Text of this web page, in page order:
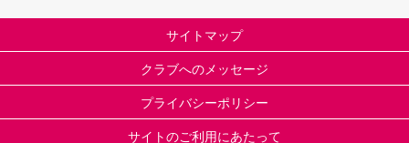
サイトマップ
クラブへのメッセージ
プライバシーポリシー
サイトのご利用にあたって